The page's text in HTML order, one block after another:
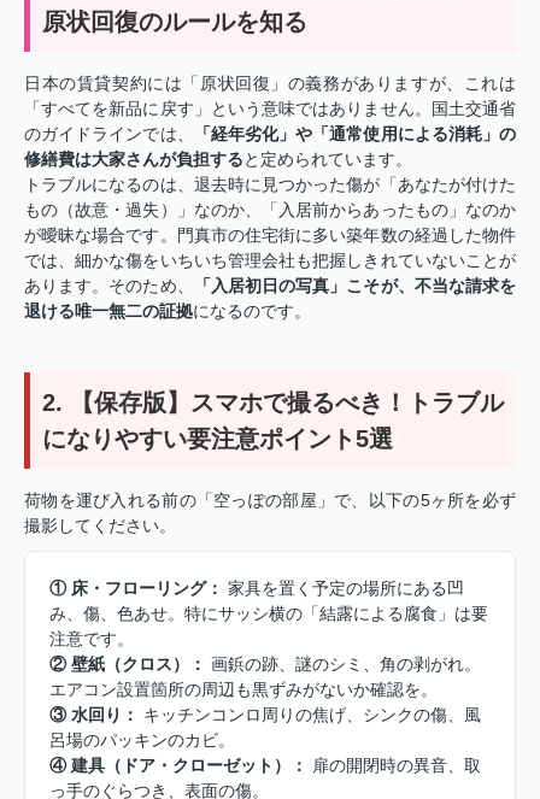
原状回復のルールを知る
日本の賃貸契約には「原状回復」の義務がありますが、これは
「すべてを新品に戻す」という意味ではありません。国土交通省
のガイドラインでは、
「経年劣化」や「通常使用による消耗」の
修繕費は大家さんが負担すると定められています。
トラブルになるのは、退去時に見つかった傷が「あなたが付けた
もの（故意・過失）」なのか、「入居前からあったもの」なのか
が曖昧な場合です。門真市の住宅街に多い築年数の経過した物件
では、細かな傷をいちいち管理会社も把握しきれていないことが
あります。そのため、
「入居初日の写真」こそが、不当な請求を
退ける唯一無二の証拠になるのです。
2. 【保存版】スマホで撮るべき！トラブル
になりやすい要注意ポイント5選
荷物を運び入れる前の「空っぽの部屋」で、以下の5ヶ所を必ず
撮影してください。
① 床・フローリング： 家具を置く予定の場所にある凹
み、傷、色あせ。特にサッシ横の「結露による腐食」は要
注意です。
② 壁紙（クロス）： 画鋲の跡、謎のシミ、角の剥がれ。
エアコン設置箇所の周辺も黒ずみがないか確認を。
③ 水回り：
キッチンコンロ周りの焦げ、シンクの傷、風
呂場のパッキンのカビ。
④ 建具（ドア・クローゼット）：
扉の開閉時の異音、取
っ手のぐらつき、表面の傷。